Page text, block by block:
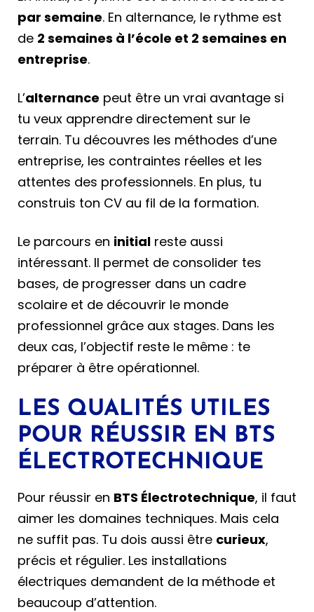
par semaine. En alternance, le rythme est
de 2 semaines à l’école et 2 semaines en
entreprise.
L’alternance peut être un vrai avantage si
tu veux apprendre directement sur le
terrain. Tu découvres les méthodes d’une
entreprise, les contraintes réelles et les
attentes des professionnels. En plus, tu
construis ton CV au fil de la formation.
Le parcours en initial reste aussi
intéressant. Il permet de consolider tes
bases, de progresser dans un cadre
scolaire et de découvrir le monde
professionnel grâce aux stages. Dans les
deux cas, l’objectif reste le même : te
préparer à être opérationnel.
LES QUALITÉS UTILES
POUR RÉUSSIR EN BTS
ÉLECTROTECHNIQUE
Pour réussir en BTS Électrotechnique, il faut
aimer les domaines techniques. Mais cela
ne suffit pas. Tu dois aussi être curieux,
précis et régulier. Les installations
électriques demandent de la méthode et
beaucoup d’attention.